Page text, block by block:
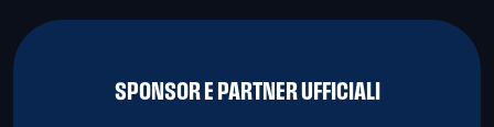
SPONSOR E PARTNER UFFICIALI